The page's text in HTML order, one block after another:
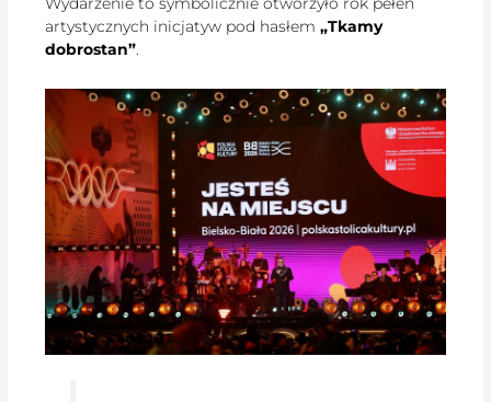
artystycznych inicjatyw pod hasłem„Tkamy
dobrostan”.